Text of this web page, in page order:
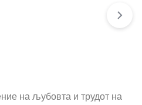
на љубовта и трудот на